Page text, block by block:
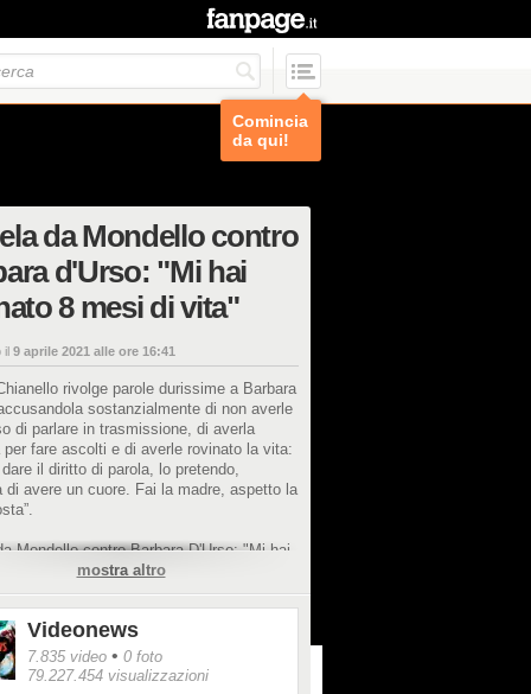
Comincia
da qui!
da Mondello contro
d'Urso: "Mi hai
8 mesi di vita"
il 9 aprile 2021 alle ore 16:41
rivolge parole durissime a Barbara
sostanzialmente di non averle
di parlare in trasmissione, di averla
fare ascolti e di averle rovinato la vita:
dare il diritto di parola, lo pretendo,
di avere un cuore. Fai la madre, aspetto la
Mondello contro Barbara D'Urso: "Mi hai
8 mesi di vita":https://tv.fanpage.it/angela-
attacca-barbara-durso-hai-rovinato-8-
vita/
mostra altro
Videonews
7.835 video • 0 foto
79.227.454 visualizzazioni